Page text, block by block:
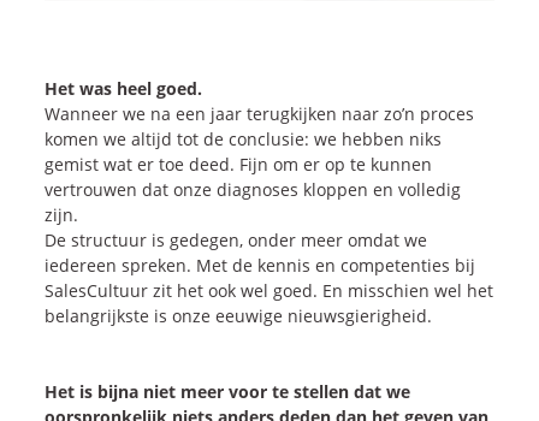
Het was heel goed.
Wanneer we na een jaar terugkijken naar zo’n proces
komen we altijd tot de conclusie: we hebben niks
gemist wat er toe deed. Fijn om er op te kunnen
vertrouwen dat onze diagnoses kloppen en volledig
zijn.
De structuur is gedegen, onder meer omdat we
iedereen spreken. Met de kennis en competenties bij
SalesCultuur zit het ook wel goed. En misschien wel het
belangrijkste is onze eeuwige nieuwsgierigheid.
Het is bijna niet meer voor te stellen dat we
oorspronkelijk niets anders deden dan het geven van